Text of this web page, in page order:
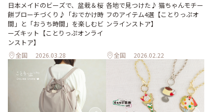
日本メイドのビーズで、盆栽＆桜
餅ブローチづくり♪「おでかけ時
間」と「おうち時間」を楽しむビ
ーズキット【ことりっぷオンライ
ンストア】
全国 2026.03.28
各地で見つけた♪ 猫ちゃんモチー
フのアイテム4選【ことりっぷオ
ンラインストア】
全国 2026.02.22